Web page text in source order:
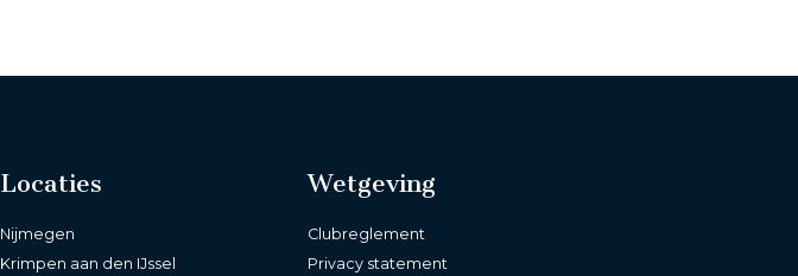
Locaties
Nijmegen
Krimpen aan den IJssel
Wetgeving
Clubreglement
Privacy statement